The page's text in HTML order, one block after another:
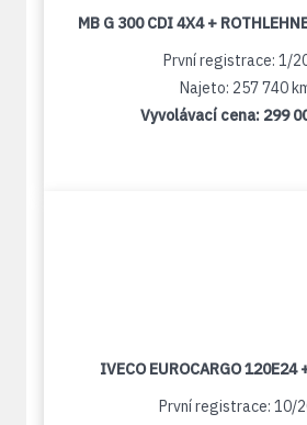
MB G 300 CDI 4X4 +
První registrace: 1/
Najeto: 257 740
Vyvolávací cena: 299
IVECO EUROCARGO 120E24
První registrace: 10/